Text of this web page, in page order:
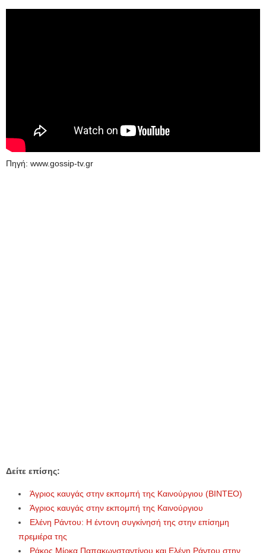
Πηγή: www.gossip-tv.gr
Δείτε επίσης:
Άγριος καυγάς στην εκπομπή της Καινούργιου (ΒΙΝΤΕΟ)
Άγριος καυγάς στην εκπομπή της Καινούργιου
Ελένη Ράντου: Η έντονη συγκίνησή της στην επίσημη
πρεμιέρα της
Ράκος Μίρκα Παπακωνσταντίνου και Ελένη Ράντου στην